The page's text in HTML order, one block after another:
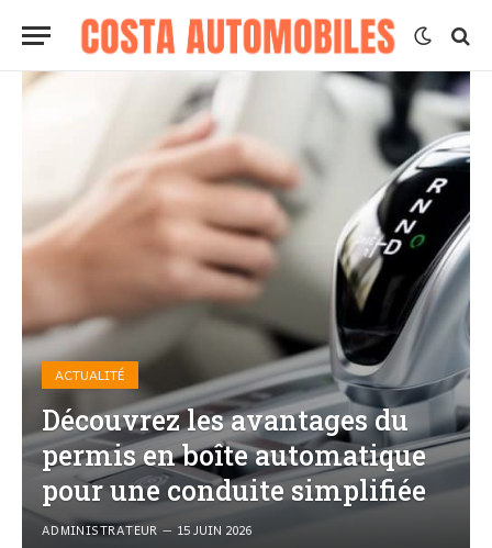
ACTUALITÉ
Découvrez les avantages du
permis en boîte automatique
pour une conduite simplifiée
ADMINISTRATEUR 15 JUIN 2026